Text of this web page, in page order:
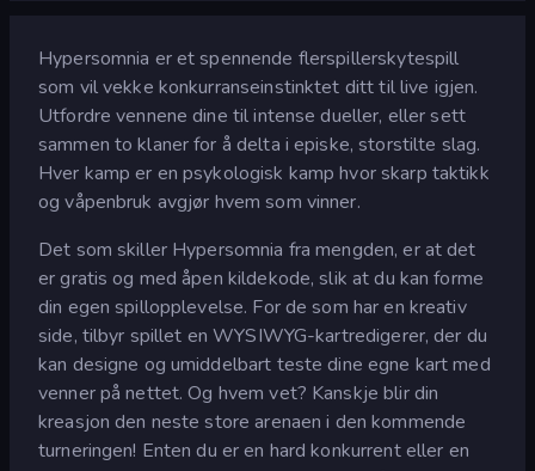
Hypersomnia er et spennende flerspillerskytespill
som vil vekke konkurranseinstinktet ditt til live igjen.
Utfordre vennene dine til intense dueller, eller sett
sammen to klaner for å delta i episke, storstilte slag.
Hver kamp er en psykologisk kamp hvor skarp taktikk
og våpenbruk avgjør hvem som vinner.
Det som skiller Hypersomnia fra mengden, er at det
er gratis og med åpen kildekode, slik at du kan forme
din egen spillopplevelse. For de som har en kreativ
side, tilbyr spillet en WYSIWYG-kartredigerer, der du
kan designe og umiddelbart teste dine egne kart med
venner på nettet. Og hvem vet? Kanskje blir din
kreasjon den neste store arenaen i den kommende
turneringen! Enten du er en hard konkurrent eller en